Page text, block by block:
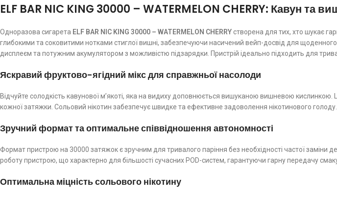
ELF BAR NIC KING 30000 – WATERMELON CHERRY: Кавун та
Одноразова сигарета ELF BAR NIC KING 30000 – WATERMELON CHERRYстворена для тих, хто шукає
глибокими та соковитими нотками стиглої вишні, забезпечуючи насичений вейп-досвід для
дисплеєм та потужним акумулятором з можливістю підзарядки. Пристрій ідеально підходить для
Яскравий фруктово-ягідний мікс для справжньої насолоди
Відчуйте солодкість кавунової м’якоті, яка на видиху доповнюється вишуканою вишневою
кожної затяжки. Сольовий нікотин забезпечує швидке та ефективне задоволення нікотинового голоду.
Зручний формат та оптимальне співвідношення автономності
Формат пристрою на 30000 затяжок є зручним для тривалого паріння без необхідності частої
роботу пристрою, що характерно для більшості сучасних POD-систем, гарантуючи гарну передачу
Оптимальна міцність сольового нікотину